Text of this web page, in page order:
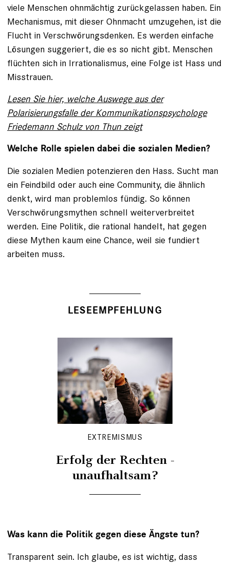
viele Menschen ohnmächtig zurückgelassen haben. Ein
Mechanismus, mit dieser Ohnmacht umzugehen, ist die
Flucht in Verschwörungsdenken. Es werden einfache
Lösungen suggeriert, die es so nicht gibt. Menschen
flüchten sich in Irrationalismus, eine Folge ist Hass und
Misstrauen.
Lesen Sie hier, welche Auswege aus der
Polarisierungsfalle der Kommunikations­psychologe
Friedemann Schulz von Thun zeigt
Welche Rolle spielen dabei die sozialen Medien?
Die sozialen Medien potenzieren den Hass. Sucht man
ein Feindbild oder auch eine Community, die ähnlich
denkt, wird man problemlos fündig. So können
Verschwörungsmythen schnell weiterverbreitet
werden. Eine Politik, die rational handelt, hat gegen
diese Mythen kaum eine Chance, weil sie fundiert
arbeiten muss.
LESEEMPFEHLUNG
EXTREMISMUS
Erfolg der Rechten -
unaufhaltsam?
Was kann die Politik gegen diese Ängste tun?
Transparent sein. Ich glaube, es ist wichtig, dass